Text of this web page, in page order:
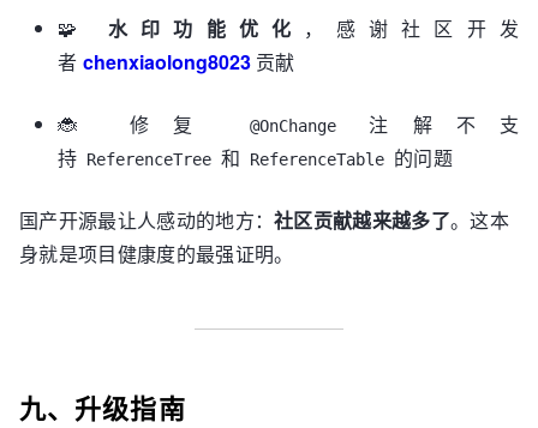
🧩水印功能优化 ，感谢社区开发
者 chenxiaolong8023贡献
🐞 修复 @OnChange
注解不支
持 ReferenceTree 和 ReferenceTable 的问题
国产开源最让人感动的地方：社区贡献越来越多了。这本
身就是项目健康度的最强证明。
九、升级指南